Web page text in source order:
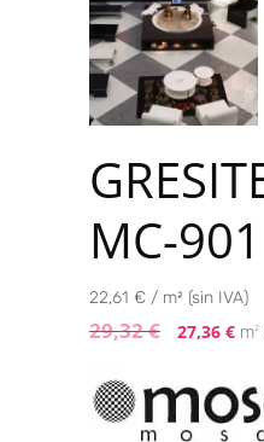
MC-901
22,61 € / m² (sin IVA)
29,32€ 27,36 € m2